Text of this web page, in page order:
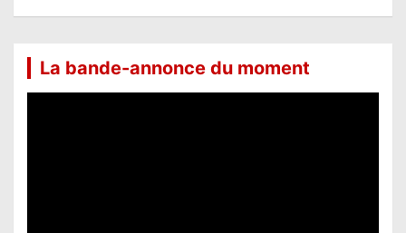
La bande-annonce du moment